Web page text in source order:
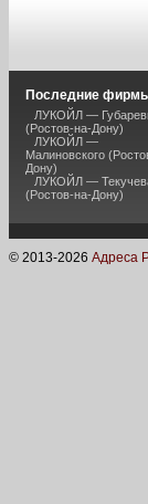
Последние
ЛУКОЙЛ —
(Ростов-на-Дону)
ЛУКОЙЛ —
Малиновского
Дону)
ЛУКОЙЛ —
(Ростов-на-Дону)
© 2013-2026 Адреса